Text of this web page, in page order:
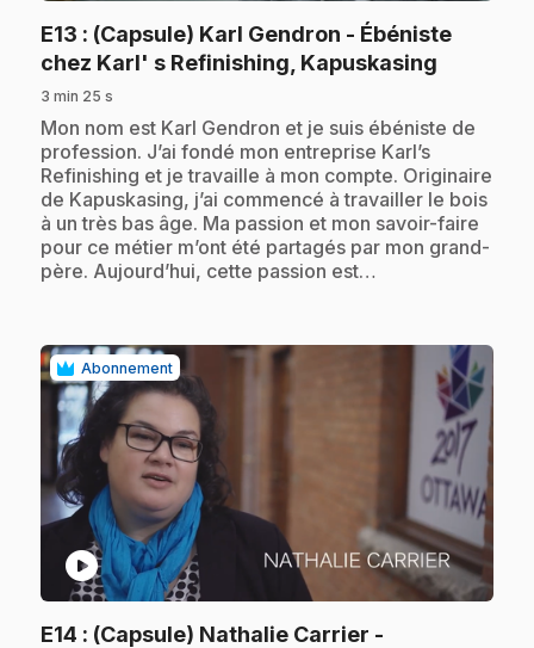
E13 : (Capsule) Karl Gendron - Ébéniste
chez Karl' s Refinishing, Kapuskasing
3 min 25 s
.Mon nom est Karl Gendron et je suis ébéniste de
profession. J’ai fondé mon entreprise Karl’s
Refinishing et je travaille à mon compte. Originaire
de Kapuskasing, j’ai commencé à travailler le bois
à un très bas âge. Ma passion et mon savoir-faire
pour ce métier m’ont été partagés par mon grand-
père. Aujourd’hui, cette passion est…
Abonnement
play_circle
E14 : (Capsule) Nathalie Carrier -